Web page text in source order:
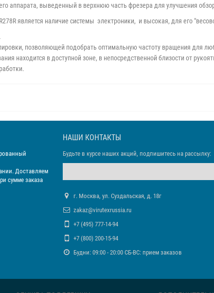
аппарата, выведенный в верхнюю часть фрезера для улучшения
является наличие системы электроники, и высокая, для его
позволяющей подобрать оптимальную частоту вращения для
находится в доступной зоне, в непосредственной близости от
Доставляем
сумме заказа
НАШИ КОНТАКТЫ
Будьте в курсе наших акций, подпишитесь на рассылку:
г. Москва, ул. Суздальская, д. 18г
zakaz@virutexrussia.ru
+7 (495) 777-14-94
+7 (800) 200-15-94
Будни: 09:00 - 20:00 СБ-ВС: прием заказов